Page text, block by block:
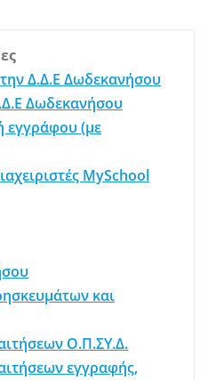
Δ.Δ.Ε Δωδεκανήσου
Δωδεκανήσου
εγγράφου (με
MySchool
και
Ο.Π.ΣΥ.Δ.
εγγραφής,